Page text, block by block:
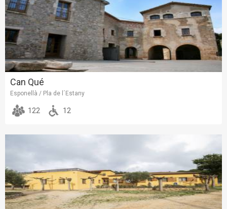
Can Qué
Esponellà / Pla de l´Estany
122 12